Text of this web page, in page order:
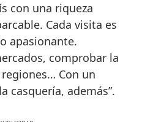
con una riqueza
Cada visita es
apasionante.
comprobar la
Con un
casquería, además”.